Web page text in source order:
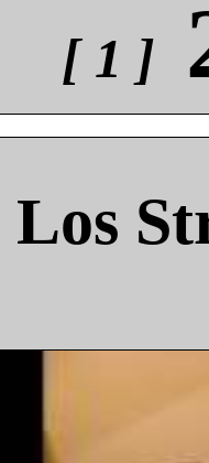
[ 1 ]
Los